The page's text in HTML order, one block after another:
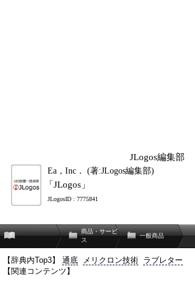
JLogos編集部
Ea，Inc． (著:JLogos編集部)
「JLogos」
JLogosID : 7775841
商品・サービ
ス
一般商品
【辞典内Top3】 通底 メリクロン技術 ラブレター
【関連コンテンツ】